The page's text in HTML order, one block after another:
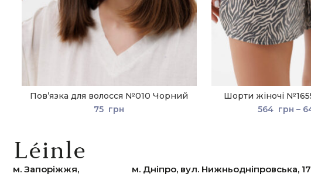
Пов’язка для волосся №010 Чорний
75 грн
Шорти жіночі
564 грн –
м. Запоріжжя,
м. Дніпро, вул. Нижньодніпровська, 17